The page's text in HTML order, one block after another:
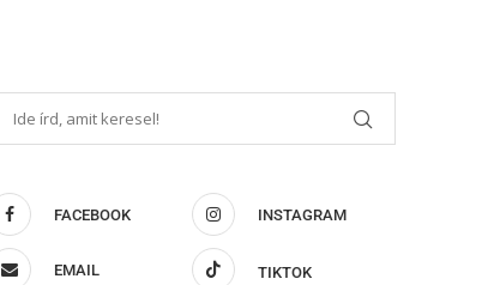
FACEBOOK INSTAGRAM
EMAIL TIKTOK